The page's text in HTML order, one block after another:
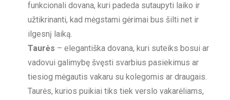
funkcionali dovana, kuri padeda sutaupyti laiko ir
užtikrinanti, kad mėgstami gėrimai bus šilti net ir
ilgesnį laiką.
Taurės – elegantiška dovana, kuri suteiks bosui ar
vadovui galimybę švęsti svarbius pasiekimus ar
tiesiog mėgautis vakaru su kolegomis ar draugais.
Taurės, kurios puikiai tiks tiek verslo vakarėliams,